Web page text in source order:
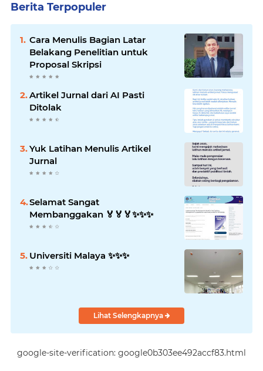
Berita Terpopuler
Cara Menulis Bagian Latar
Belakang Penelitian untuk
Proposal Skripsi
Artikel Jurnal dari AI Pasti
Ditolak
Yuk Latihan Menulis Artikel
Jurnal
Selamat Sangat
Membanggakan 🏅🏅🏅✨️✨️✨️
Universiti Malaya ✨️✨️✨️
Lihat Selengkapnya
google-site-verification: google0b303ee492accf83.html